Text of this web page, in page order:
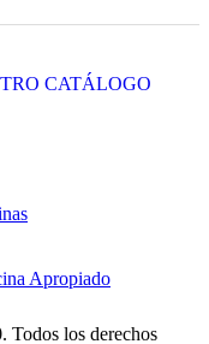
CATÁLOGO
Apropiado
Todos los derechos